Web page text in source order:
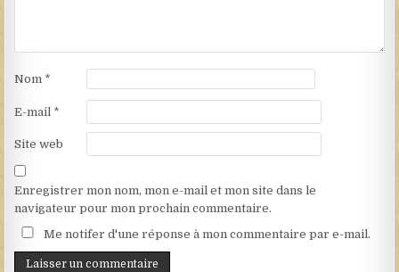
Nom *
E-mail *
Site web
Enregistrer mon nom, mon e-mail et mon site dans le
navigateur pour mon prochain commentaire.
Me notifer d'une réponse à mon commentaire par e-mail.